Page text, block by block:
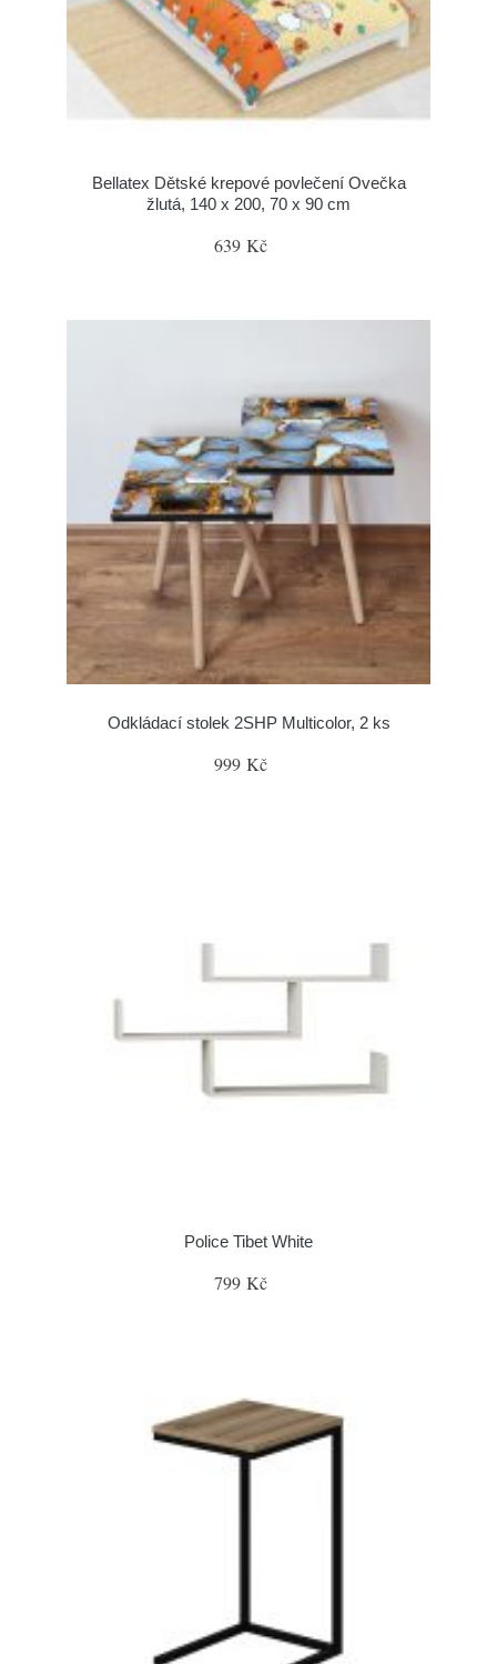
Bellatex Dětské krepové povlečení Ovečka
žlutá, 140 x 200, 70 x 90 cm
639 Kč
Odkládací stolek 2SHP Multicolor, 2 ks
999 Kč
Police Tibet White
799 Kč